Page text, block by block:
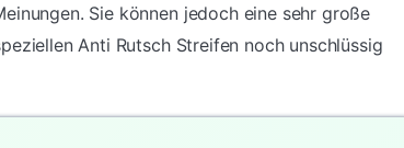
Sie können jedoch eine sehr große
Anti Rutsch Streifen noch unschlüssig